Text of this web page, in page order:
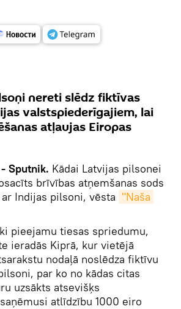
nereti slēdz fiktīvas
valstspiederīgajiem, lai
atļaujas Eiropas
Sputnik. Kādai Latvijas pilsonei
brīvības atņemšanas sods
Indijas pilsoni, vēsta "Naša
pieejamu tiesas spriedumu,
ieradās Kiprā, kur vietējā
nodaļā noslēdza fiktīvu
par ko no kādas citas
uzsākts atsevišķs
atlīdzību 1000 eiro